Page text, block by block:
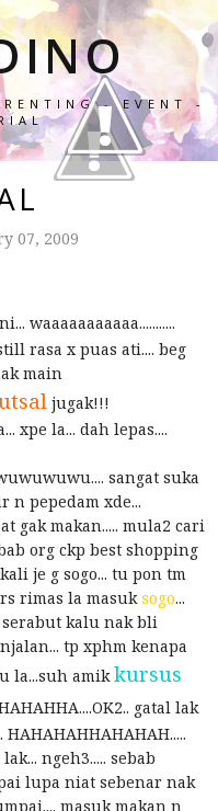
- EVENT -
07, 2009
waaaaaaaaaaa...........
rasa x puas ati.... beg
main
jugak!!!
xpe la... dah lepas....
sangat suka
n pepedam xde...
gak makan..... mula2 cari
org ckp best shopping
je g sogo... tu pon tm
rs rimas la masuksogo...
serabut kalu nak bli
tp xphm kenapa
la...suh amikkursus
gatal lak
ngeh3..... sebab
lupa niat sebenar nak
masuk makan n